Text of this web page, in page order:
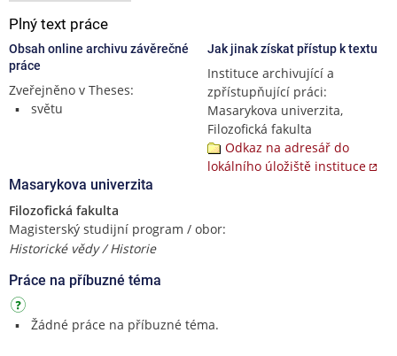
Plný text práce
Obsah online archivu závěrečné
práce
Zveřejněno v Theses:
světu
Jak jinak získat přístup k textu
Instituce archivující a
zpřístupňující práci:
Masarykova univerzita,
Filozofická fakulta
Odkaz na adresář do
lokálního úložiště instituce
Masarykova univerzita
Filozofická fakulta
Magisterský studijní program / obor:
Historické vědy / Historie
Práce na příbuzné téma
Žádné práce na příbuzné téma.